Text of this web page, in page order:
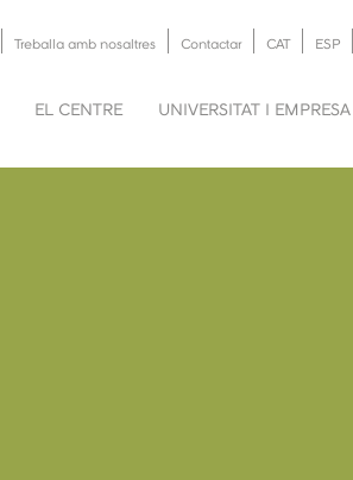
Treballa amb nosaltres Contactar CAT ESP
EL CENTRE UNIVERSITAT I EMPRESA